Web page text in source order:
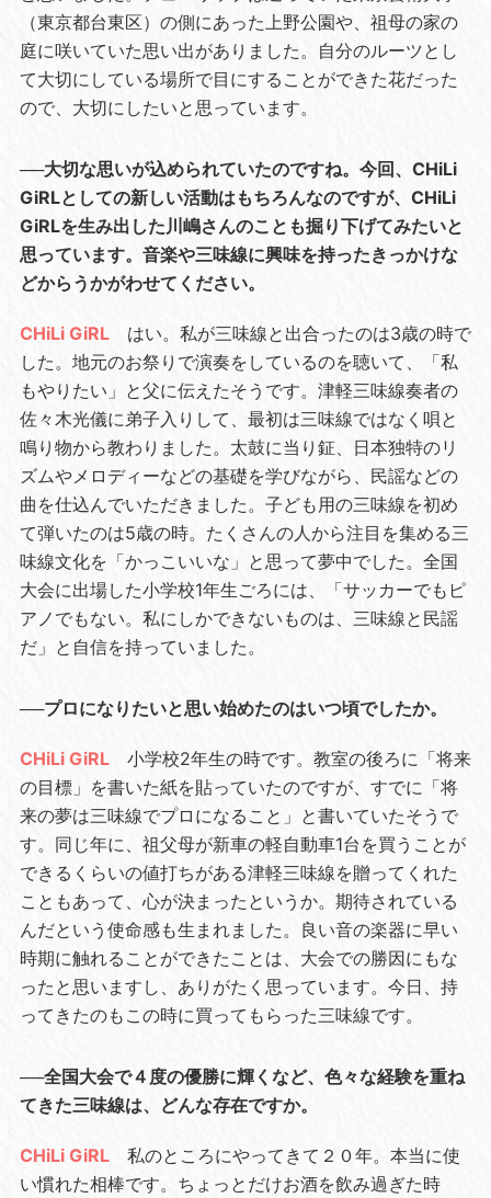
（東京都台東区）の側にあった上野公園や、祖母の家の
庭に咲いていた思い出がありました。自分のルーツとし
て大切にしている場所で目にすることができた花だった
ので、大切にしたいと思っています。
──大切な思いが込められていたのですね。今回、CHiLi
GiRLとしての新しい活動はもちろんなのですが、CHiLi
GiRLを生み出した川嶋さんのことも掘り下げてみたいと
思っています。音楽や三味線に興味を持ったきっかけな
どからうかがわせてください。
CHiLi GiRL
はい。私が三味線と出合ったのは3歳の時で
した。地元のお祭りで演奏をしているのを聴いて、「私
もやりたい」と父に伝えたそうです。津軽三味線奏者の
佐々木光儀に弟子入りして、最初は三味線ではなく唄と
鳴り物から教わりました。太鼓に当り鉦、日本独特のリ
ズムやメロディーなどの基礎を学びながら、民謡などの
曲を仕込んでいただきました。子ども用の三味線を初め
て弾いたのは5歳の時。たくさんの人から注目を集める三
味線文化を「かっこいいな」と思って夢中でした。全国
大会に出場した小学校1年生ごろには、「サッカーでもピ
アノでもない。私にしかできないものは、三味線と民謡
だ」と自信を持っていました。
──プロになりたいと思い始めたのはいつ頃でしたか。
CHiLi GiRL
小学校2年生の時です。教室の後ろに「将来
の目標」を書いた紙を貼っていたのですが、すでに「将
来の夢は三味線でプロになること」と書いていたそうで
す。同じ年に、祖父母が新車の軽自動車1台を買うことが
できるくらいの値打ちがある津軽三味線を贈ってくれた
こともあって、心が決まったというか。期待されている
んだという使命感も生まれました。良い音の楽器に早い
時期に触れることができたことは、大会での勝因にもな
ったと思いますし、ありがたく思っています。今日、持
ってきたのもこの時に買ってもらった三味線です。
──全国大会で４度の優勝に輝くなど、色々な経験を重ね
てきた三味線は、どんな存在ですか。
CHiLi GiRL
私のところにやってきて２０年。本当に使
い慣れた相棒です。ちょっとだけお酒を飲み過ぎた時